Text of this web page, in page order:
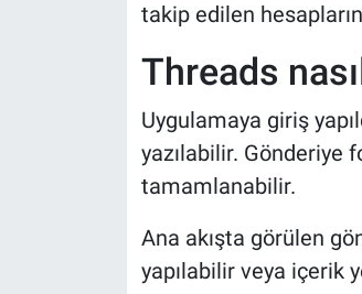
takip edilen
Threads
Uygulamaya giriş
yazılabilir. Gönderiye
tamamlanabilir.
Ana akışta görülen
yapılabilir veya içerik